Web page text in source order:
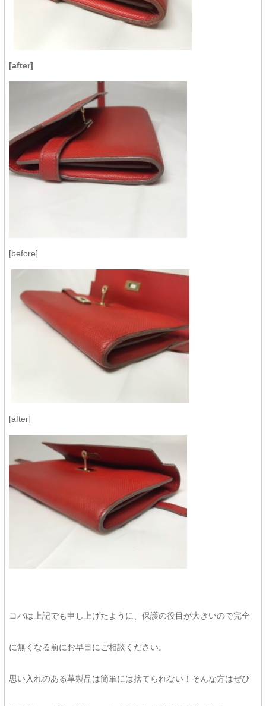
[after]
[before]
[after]
コバは上記でも申し上げたように、保護の役目が大きいので完全
に無くなる前にお早目にご相談ください。
思い入れのある革製品は簡単には捨てられない！そんな方はぜひ